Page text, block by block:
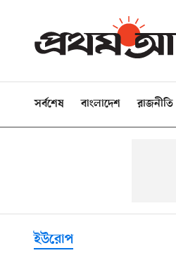
সর্বশেষ বাংলাদেশ রাজনীতি
ইউরোপ